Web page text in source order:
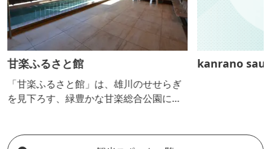
甘楽ふるさと館
「甘楽ふるさと館」は、雄川のせせらぎ
を見下ろす、緑豊かな甘楽総合公園に隣
用いただけます。炭酸カルシウム温泉
kanrano